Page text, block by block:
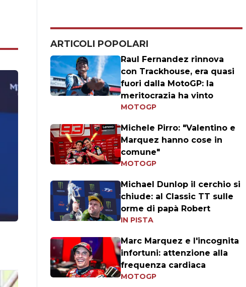
ARTICOLI POPOLARI
Raul Fernandez rinnova
con Trackhouse, era quasi
fuori dalla MotoGP: la
meritocrazia ha vinto
MOTOGP
Michele Pirro: "Valentino e
Marquez hanno cose in
comune"
MOTOGP
Michael Dunlop il cerchio si
chiude: al Classic TT sulle
orme di papà Robert
IN PISTA
Marc Marquez e l'incognita
infortuni: attenzione alla
frequenza cardiaca
MOTOGP